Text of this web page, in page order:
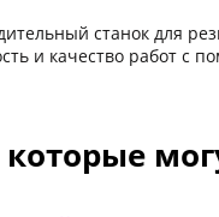
станок для
и качество работ с